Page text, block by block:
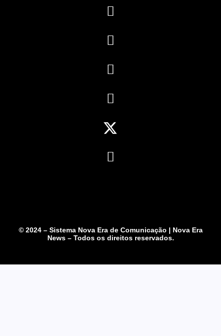
© 2024 – Sistema Nova Era de Comunicação | Nova Era
News – Todos os direitos reservados.